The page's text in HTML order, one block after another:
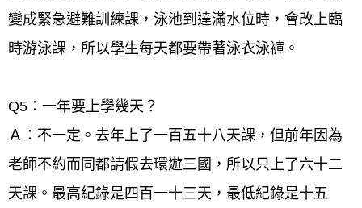
變成緊急避難訓練課，泳池到達滿水位時，會改上臨
時游泳課，所以學生每天都要帶著泳衣泳褲。
Q5：一年要上學幾天？
Ａ：不一定。去年上了一百五十八天課，但前年因為
老師不約而同都請假去環遊三國，所以只上了六十二
天課。最高紀錄是四百一十三天，最低紀錄是十五